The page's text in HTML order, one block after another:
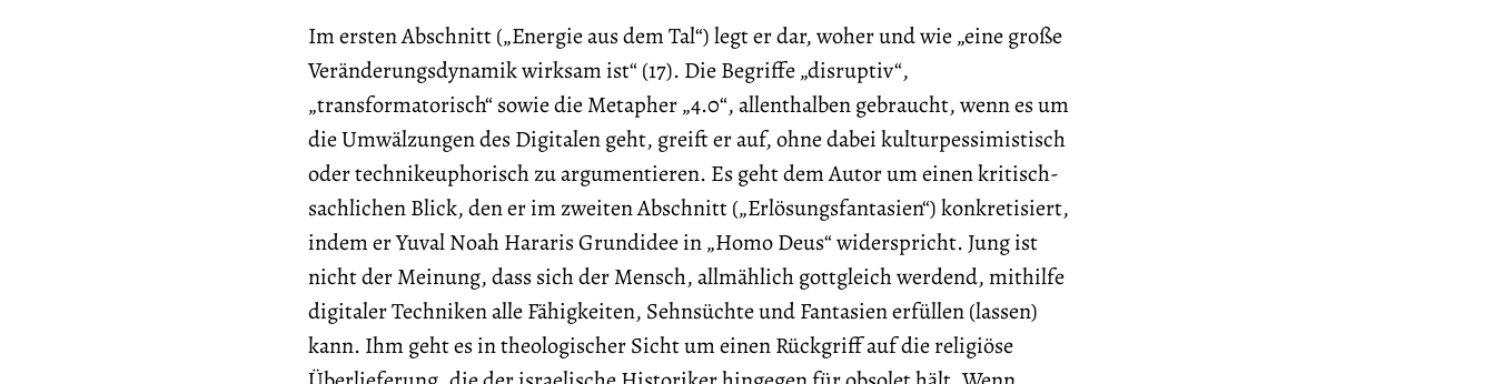
Im ersten Abschnitt („Energie aus dem Tal“) legt er dar, woher und wie „eine große
Veränderungsdynamik wirksam ist“ (17). Die Begriffe „disruptiv“,
„transformatorisch“ sowie die Metapher „4.0“, allenthalben gebraucht, wenn es um
die Umwälzungen des Digitalen geht, greift er auf, ohne dabei kulturpessimistisch
oder technikeuphorisch zu argumentieren. Es geht dem Autor um einen kritisch-
sachlichen Blick, den er im zweiten Abschnitt („Erlösungsfantasien“) konkretisiert,
indem er Yuval Noah Hararis Grundidee in „Homo Deus“ widerspricht. Jung ist
nicht der Meinung, dass sich der Mensch, allmählich gottgleich werdend, mithilfe
digitaler Techniken alle Fähigkeiten, Sehnsüchte und Fantasien erfüllen (lassen)
kann. Ihm geht es in theologischer Sicht um einen Rückgriff auf die religiöse